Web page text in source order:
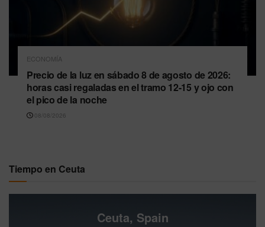
ECONOMÍA
Precio de la luz en sábado 8 de agosto de 2026:
horas casi regaladas en el tramo 12-15 y ojo con
el pico de la noche
08/08/2026
Tiempo en Ceuta
Ceuta, Spain